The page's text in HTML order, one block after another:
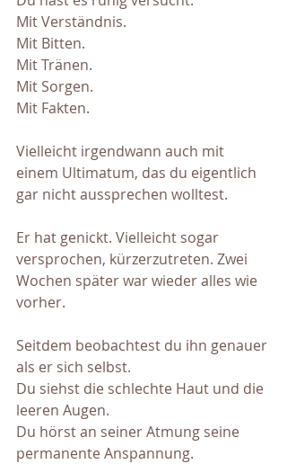
Mit Verständnis.
Mit Bitten.
Mit Tränen.
Mit Sorgen.
Mit Fakten.
Vielleicht irgendwann auch mit
einem Ultimatum, das du eigentlich
gar nicht aussprechen wolltest.
Er hat genickt. Vielleicht sogar
versprochen, kürzerzutreten. Zwei
Wochen später war wieder alles wie
vorher.
Seitdem beobachtest du ihn genauer
als er sich selbst.
Du siehst die schlechte Haut und die
leeren Augen.
Du hörst an seiner Atmung seine
permanente Anspannung.